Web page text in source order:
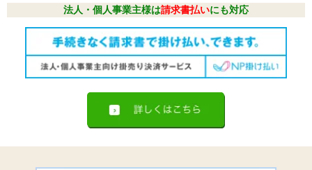
法人・個人事業主様は請求書払いにも対応